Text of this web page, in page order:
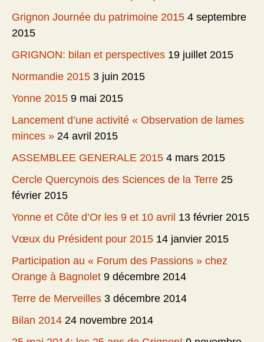
Grignon Journée du patrimoine 2015 4 septembre
2015
GRIGNON: bilan et perspectives 19 juillet 2015
Normandie 2015 3 juin 2015
Yonne 2015 9 mai 2015
Lancement d’une activité « Observation de lames
minces » 24 avril 2015
ASSEMBLEE GENERALE 2015 4 mars 2015
Cercle Quercynois des Sciences de la Terre 25
février 2015
Yonne et Côte d’Or les 9 et 10 avril 13 février 2015
Vœux du Président pour 2015 14 janvier 2015
Participation au « Forum des Passions » chez
Orange à Bagnolet 9 décembre 2014
Terre de Merveilles 3 décembre 2014
Bilan 2014 24 novembre 2014